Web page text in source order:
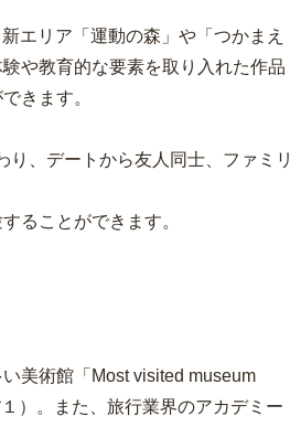
エリア「運動の森」や「つかまえ
や教育的な要素を取り入れた作品
きます。
、デートから友人同士、ファミリ
ることができます。
美術館「Most visited museum
）。また、旅行業界のアカデミー